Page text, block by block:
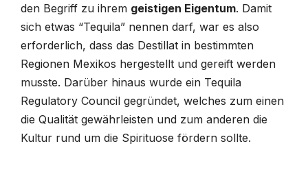
den Begriff zu ihrem geistigen Eigentum. Damit
sich etwas “Tequila” nennen darf, war es also
erforderlich, dass das Destillat in bestimmten
Regionen Mexikos hergestellt und gereift werden
musste. Darüber hinaus wurde ein Tequila
Regulatory Council gegründet, welches zum einen
die Qualität gewährleisten und zum anderen die
Kultur rund um die Spirituose fördern sollte.